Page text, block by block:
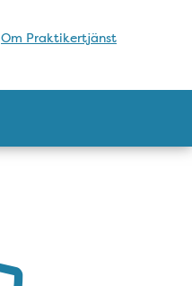
Om Praktikertjänst